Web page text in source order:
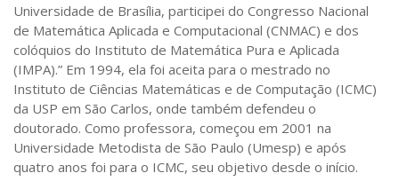
Universidade de Brasília, participei do Congresso Nacional
de Matemática Aplicada e Computacional (CNMAC) e dos
colóquios do Instituto de Matemática Pura e Aplicada
(IMPA).” Em 1994, ela foi aceita para o mestrado no
Instituto de Ciências Matemáticas e de Computação (ICMC)
da USP em São Carlos, onde também defendeu o
doutorado. Como professora, começou em 2001 na
Universidade Metodista de São Paulo (Umesp) e após
quatro anos foi para o ICMC, seu objetivo desde o início.